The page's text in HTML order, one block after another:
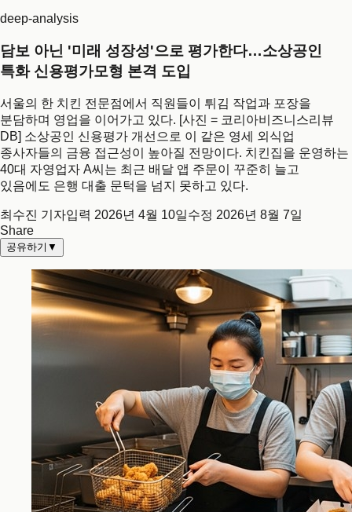
deep-analysis
담보 아닌 '미래 성장성'으로 평가한다…소상공인
특화 신용평가모형 본격 도입
서울의 한 치킨 전문점에서 직원들이 튀김 작업과 포장을
분담하며 영업을 이어가고 있다. [사진 = 코리아비즈니스리뷰
DB] 소상공인 신용평가 개선으로 이 같은 영세 외식업
종사자들의 금융 접근성이 높아질 전망이다. 치킨집을 운영하는
40대 자영업자 A씨는 최근 배달 앱 주문이 꾸준히 늘고
있음에도 은행 대출 문턱을 넘지 못하고 있다.
최수진 기자입력 2026년 4월 10일수정 2026년 8월 7일
Share
공유하기 ▼